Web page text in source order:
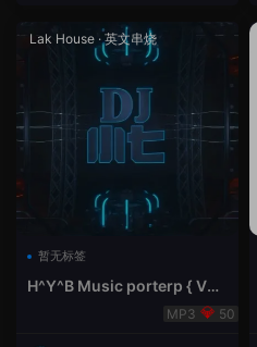
Lak House ·英文串烧
暂无标签
H^Y^B Music porterp { V总
50